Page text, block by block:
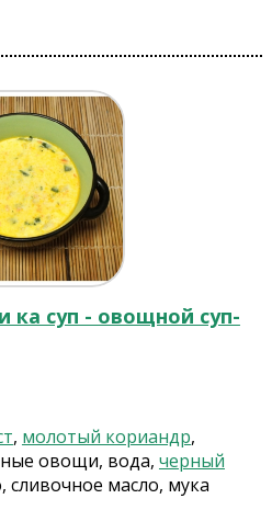
суп - овощной суп-
, молотый кориандр,
овощи, вода, черный
сливочное масло, мука